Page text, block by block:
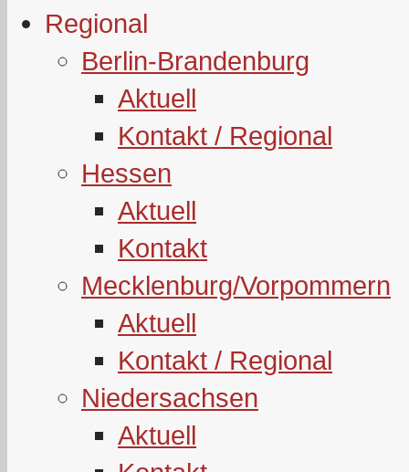
Regional
Berlin-Brandenburg
Aktuell
Kontakt / Regional
Hessen
Aktuell
Kontakt
Mecklenburg/Vorpommern
Aktuell
Kontakt / Regional
Niedersachsen
Aktuell